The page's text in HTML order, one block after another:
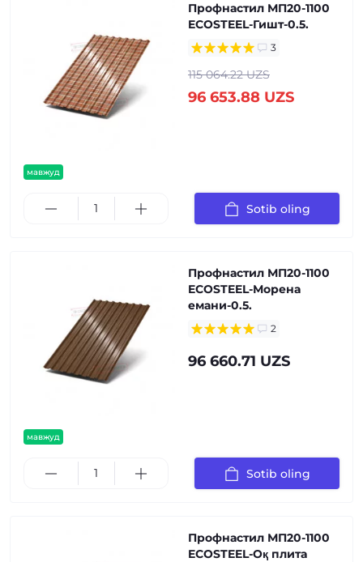
мавжуд
Профнастил МП20-1100
ECOSTEEL-Гишт-0.5.
3
115 064.22 UZS
96 653.88 UZS
Sotib oling
мавжуд
Профнастил МП20-1100
ECOSTEEL-Морена
емани-0.5.
2
96 660.71 UZS
Sotib oling
Профнастил МП20-1100
ECOSTEEL-Оқ плита